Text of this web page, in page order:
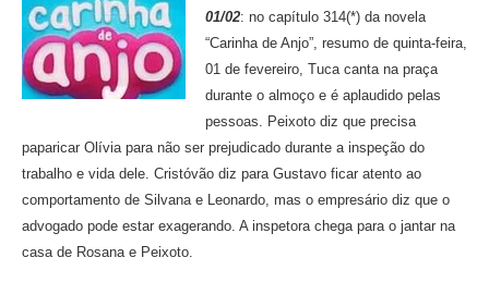
01/02: no capítulo 314(*) da novela
“Carinha de Anjo”, resumo de quinta-feira,
01 de fevereiro, Tuca canta na praça
durante o almoço e é aplaudido pelas
pessoas. Peixoto diz que precisa
paparicar Olívia para não ser prejudicado durante a inspeção do
trabalho e vida dele. Cristóvão diz para Gustavo ficar atento ao
comportamento de Silvana e Leonardo, mas o empresário diz que o
advogado pode estar exagerando. A inspetora chega para o jantar na
casa de Rosana e Peixoto.